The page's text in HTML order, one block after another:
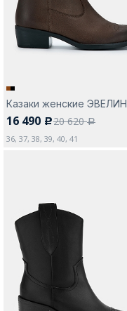
Да, все верно
Покупателям
Казаки женские ЭВЕЛИН
16 490 c20 620a
36, 37, 38, 39, 40, 41